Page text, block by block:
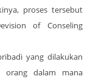
proses tersebut
of Conseling
yang dilakukan
orang dalam mana